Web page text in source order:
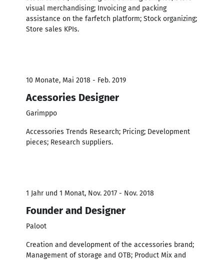
visual merchandising; Invoicing and packing
assistance on the farfetch platform; Stock organizing;
Store sales KPIs.
10 Monate, Mai 2018 - Feb. 2019
Acessories Designer
Garimppo
Accessories Trends Research; Pricing; Development
pieces; Research suppliers.
1 Jahr und 1 Monat, Nov. 2017 - Nov. 2018
Founder and Designer
Paloot
Creation and development of the accessories brand;
Management of storage and OTB; Product Mix and